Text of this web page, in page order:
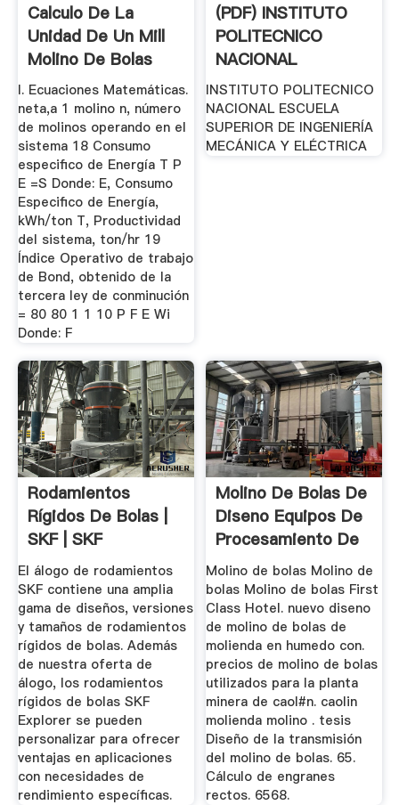
Calculo De La
Unidad De Un Mill
Molino De Bolas
I. Ecuaciones Matemáticas.
neta,a 1 molino n, número
de molinos operando en el
sistema 18 Consumo
especifico de Energía T P
E =S Donde: E, Consumo
Especifico de Energía,
kWh/ton T, Productividad
del sistema, ton/hr 19
Índice Operativo de trabajo
de Bond, obtenido de la
tercera ley de conminución
= 80 80 1 1 10 P F E Wi
Donde: F
(PDF) INSTITUTO
POLITECNICO
NACIONAL
ESCUELA
SUPERIOR DE ...
INSTITUTO POLITECNICO
NACIONAL ESCUELA
SUPERIOR DE INGENIERÍA
MECÁNICA Y ELÉCTRICA
Rodamientos
Rígidos De Bolas |
SKF | SKF
El álogo de rodamientos
SKF contiene una amplia
gama de diseños, versiones
y tamaños de rodamientos
rígidos de bolas. Además
de nuestra oferta de
álogo, los rodamientos
rígidos de bolas SKF
Explorer se pueden
personalizar para ofrecer
ventajas en aplicaciones
con necesidades de
rendimiento específicas.
Molino De Bolas De
Diseno Equipos De
Procesamiento De
...
Molino de bolas Molino de
bolas Molino de bolas First
Class Hotel. nuevo diseno
de molino de bolas de
molienda en humedo con.
precios de molino de bolas
utilizados para la planta
minera de caol#n. caolin
molienda molino . tesis
Diseño de la transmisión
del molino de bolas. 65.
Cálculo de engranes
rectos. 6568.